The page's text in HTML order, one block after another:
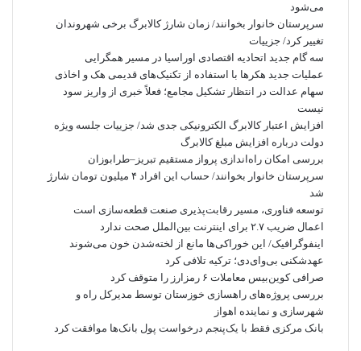
می‌شود
سرپرستان خانوار بخوانند/ زمان شارژ کالابرگ برخی شهروندان
تغییر کرد/ جزییات
سه گام جدید اتحادیه اقتصادی اوراسیا در مسیر همگرایی
عملیات جدید هکرها با استفاده از تکنیک‌های قدیمی هک و اخاذی
سهام عدالت در انتظار تشکیل مجامع؛ فعلاً خبری از واریز سود
نیست
افزایش اعتبار کالابرگ الکترونیکی جدی شد/ جزییات جلسه ویژه
دولت درباره افزایش مبلغ کالابرگ
بررسی امکان راه‌اندازی پرواز مستقیم تبریز–طرابوزان
سرپرستان خانوار بخوانند/ حساب این افراد ۴ میلیون تومان شارژ
شد
توسعه فناوری، مسیر رقابت‌پذیری صنعت قطعه‌سازی است
اعمال ضریب ۲.۷ برای اینترنت بین‌الملل صحت ندارد
اینفوگرافیک/ این خوراکی‌ها مانع از لخته‌شدن خون می‌شوند
عهدشکنی بی‌وای‌دی؛ ترکیه تلافی کرد
صرافی کوین‌بیس معاملات ۶ رمزارز را متوقف کرد
بررسی پروژه‌های راهسازی خوزستان توسط مدیرکل راه و
شهرسازی و نماینده اهواز
بانک مرکزی فقط با یک‌‎پنجم درخواست پول بانک‌ها موافقت کرد